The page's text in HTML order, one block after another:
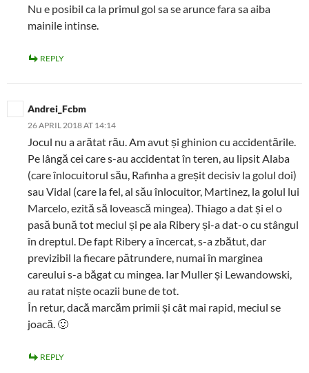
Nu e posibil ca la primul gol sa se arunce fara sa aiba
mainile intinse.
REPLY
Andrei_Fcbm
26 APRIL 2018 AT 14:14
Jocul nu a arătat rău. Am avut și ghinion cu accidentările.
Pe lângă cei care s-au accidentat în teren, au lipsit Alaba
(care înlocuitorul său, Rafinha a greșit decisiv la golul doi)
sau Vidal (care la fel, al său înlocuitor, Martinez, la golul lui
Marcelo, ezită să lovească mingea). Thiago a dat și el o
pasă bună tot meciul și pe aia Ribery și-a dat-o cu stângul
în dreptul. De fapt Ribery a încercat, s-a zbătut, dar
previzibil la fiecare pătrundere, numai în marginea
careului s-a băgat cu mingea. Iar Muller și Lewandowski,
au ratat niște ocazii bune de tot.
În retur, dacă marcăm primii și cât mai rapid, meciul se
joacă. 🙂
REPLY